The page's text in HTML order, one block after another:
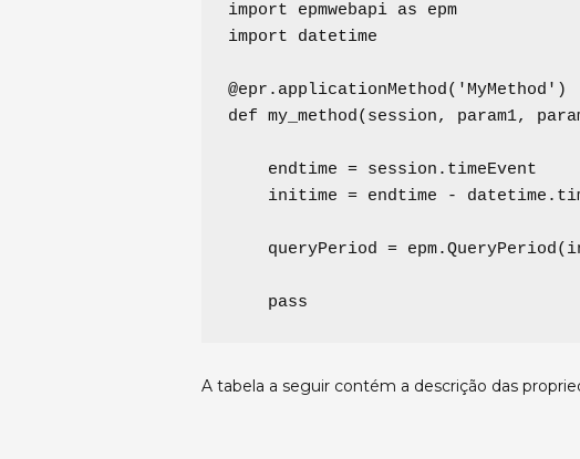
import epmwebapi as
import datetime
@epr.applicationMethod( ' MyMethod '
def my_method( session, param1,
    endtime
= session.timeEvent
    initime
= endtime -
    queryPeriod
=
pass
A tabela a seguir contém a descrição das